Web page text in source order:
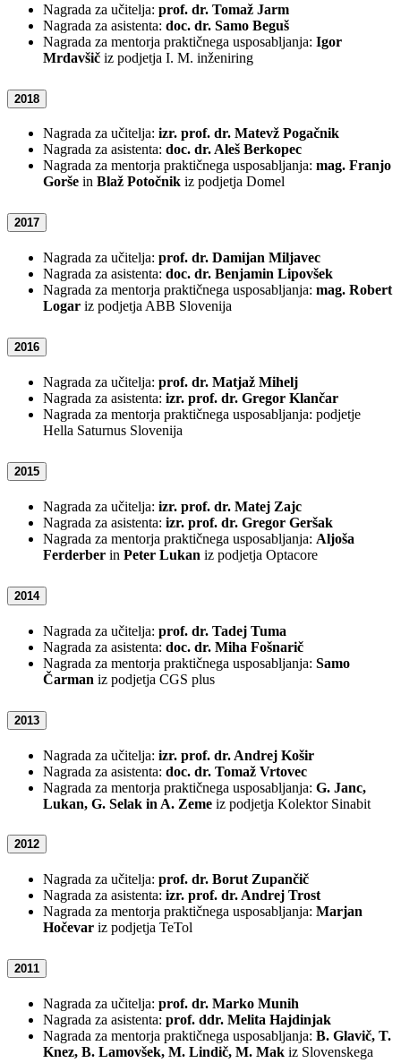
Nagrada za učitelja: prof. dr. Tomaž Jarm
Nagrada za asistenta: doc. dr. Samo Beguš
Nagrada za mentorja praktičnega usposabljanja: Igor
Mrdavšič iz podjetja I. M. inženiring
2018
Nagrada za učitelja: izr. prof. dr. Matevž Pogačnik
Nagrada za asistenta: doc. dr. Aleš Berkopec
Nagrada za mentorja praktičnega usposabljanja: mag. Franjo
Gorše in Blaž Potočnik iz podjetja Domel
2017
Nagrada za učitelja: prof. dr. Damijan Miljavec
Nagrada za asistenta: doc. dr. Benjamin Lipovšek
Nagrada za mentorja praktičnega usposabljanja: mag. Robert
Logar iz podjetja ABB Slovenija
2016
Nagrada za učitelja: prof. dr. Matjaž Mihelj
Nagrada za asistenta: izr. prof. dr. Gregor Klančar
Nagrada za mentorja praktičnega usposabljanja: podjetje
Hella Saturnus Slovenija
2015
Nagrada za učitelja: izr. prof. dr. Matej Zajc
Nagrada za asistenta: izr. prof. dr. Gregor Geršak
Nagrada za mentorja praktičnega usposabljanja: Aljoša
Ferderber in Peter Lukan iz podjetja Optacore
2014
Nagrada za učitelja: prof. dr. Tadej Tuma
Nagrada za asistenta: doc. dr. Miha Fošnarič
Nagrada za mentorja praktičnega usposabljanja: Samo
Čarman iz podjetja CGS plus
2013
Nagrada za učitelja: izr. prof. dr. Andrej Košir
Nagrada za asistenta: doc. dr. Tomaž Vrtovec
Nagrada za mentorja praktičnega usposabljanja: G. Janc,
Lukan, G. Selak in A. Zeme iz podjetja Kolektor Sinabit
2012
Nagrada za učitelja: prof. dr. Borut Zupančič
Nagrada za asistenta: izr. prof. dr. Andrej Trost
Nagrada za mentorja praktičnega usposabljanja: Marjan
Hočevar iz podjetja TeTol
2011
Nagrada za učitelja: prof. dr. Marko Munih
Nagrada za asistenta: prof. ddr. Melita Hajdinjak
Nagrada za mentorja praktičnega usposabljanja: B. Glavič, T.
Knez, B. Lamovšek, M. Lindič, M. Mak iz Slovenskega